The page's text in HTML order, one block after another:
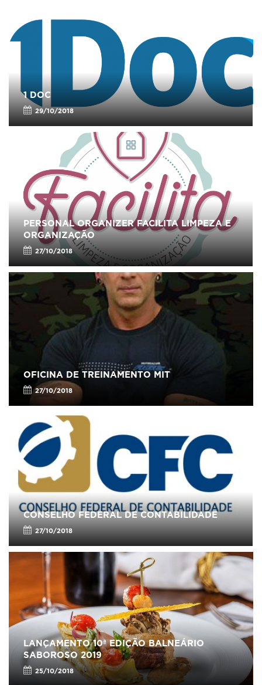
1 DOC
29/10/2018
PERSONAL ORGANIZER FACILITA LIMPEZA E
ORGANIZAÇÃO
27/10/2018
OFICINA DE TREINAMENTO MIT
27/10/2018
CONSELHO FEDERAL DE CONTABILIDADE
27/10/2018
LANÇAMENTO 10ª EDIÇÃO BALNEÁRIO
SABOROSO 2019
25/10/2018